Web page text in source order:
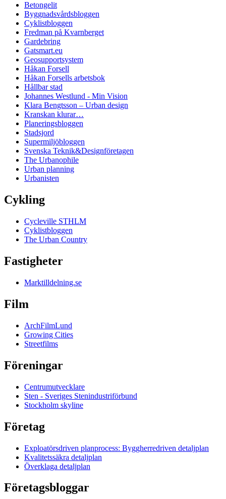
Betongelit
Byggnadsvårdsbloggen
Cyklistbloggen
Fredman på Kvarnberget
Gardebring
Gatsmart.eu
Geosupportsystem
Håkan Forsell
Håkan Forsells arbetsbok
Hållbar stad
Johannes Westlund - Min Vision
Klara Bengtsson – Urban design
Kranskan klurar…
Planeringsbloggen
Stadsjord
Supermiljöbloggen
Svenska Teknik&Designföretagen
The Urbanophile
Urban planning
Urbanisten
Cykling
Cycleville STHLM
Cyklistbloggen
The Urban Country
Fastigheter
Marktilldelning.se
Film
ArchFilmLund
Growing Cities
Streetfilms
Föreningar
Centrumutvecklare
Sten - Sveriges Stenindustriförbund
Stockholm skyline
Företag
Exploatörsdriven planprocess: Byggherredriven detaljplan
Kvalitetssäkra detaljplan
Överklaga detaljplan
Företagsbloggar